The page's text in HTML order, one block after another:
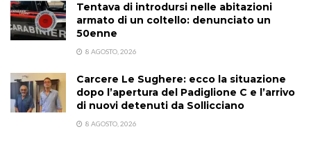
Tentava di introdursi nelle abitazioni
armato di un coltello: denunciato un
50enne
8 AGOSTO, 2026
Carcere Le Sughere: ecco la situazione
dopo l’apertura del Padiglione C e l’arrivo
di nuovi detenuti da Sollicciano
8 AGOSTO, 2026